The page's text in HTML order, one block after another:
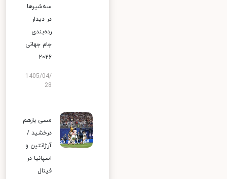
سه‌شیرها
در دیدار
رده‌بندی
جام جهانی
۲۰۲۶
1405/04/
28
مسی بازهم
درخشید /
آرژانتین و
اسپانیا در
فینال